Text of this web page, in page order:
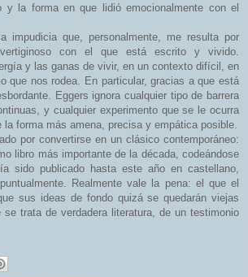
la forma en que lidió emocionalmente con el
que, personalmente, me resulta por
con el que está escrito y vivido.
y las ganas de vivir, en un contexto difícil, en
que nos rodea. En particular, gracias a que está
Eggers ignora cualquier tipo de barrera
y cualquier experimento que se le ocurra
forma más amena, precisa y empática posible.
por convertirse en un clásico contemporáneo:
libro más importante de la década, codeándose
sido publicado hasta este año en castellano,
Realmente vale la pena: el que el
sus ideas de fondo quizá se quedarán viejas
trata de verdadera literatura, de un testimonio